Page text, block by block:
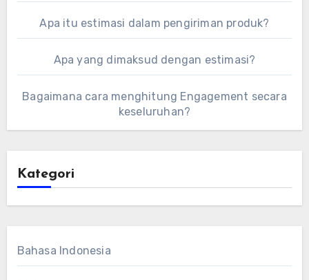
Apa itu estimasi dalam pengiriman produk?
Apa yang dimaksud dengan estimasi?
Bagaimana cara menghitung Engagement secara
keseluruhan?
Kategori
Bahasa Indonesia